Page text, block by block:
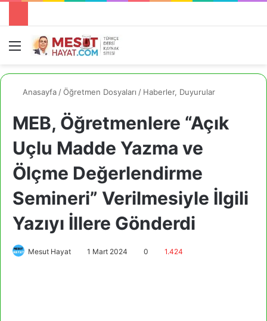
Menü
Anasayfa /Öğretmen Dosyaları / Haberler, Duyurular
MEB, Öğretmenlere “Açık
Uçlu Madde Yazma ve
Ölçme Değerlendirme
Semineri” Verilmesiyle İlgili
Yazıyı İllere Gönderdi
Mesut Hayat 1 Mart 2024 0 1.424